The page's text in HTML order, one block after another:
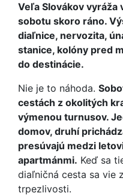
Veľa Slovákov vyráža
sobotu skoro ráno.
diaľnice, nervozita,
stanice, kolóny pred
do destinácie.
Nie je to náhoda.
cestách z okolitých
výmenou turnusov.
domov, druhí
presúvajú medzi
apartmánmi. Keď sa
diaľničná cesta sa vie
trpezlivosti.